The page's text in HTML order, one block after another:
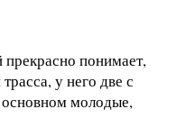
понимает,
у него две с
молодые,